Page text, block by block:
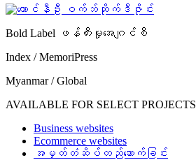
Bold Label ဖန်တီးမှုအေဂျင်စီ
Index / MemoriPress
Myanmar / Global
AVAILABLE FOR SELECT PROJECTS
Business websites
Ecommerce websites
အမှတ်တံဆိပ်တည်ဆောက်ခြင်း